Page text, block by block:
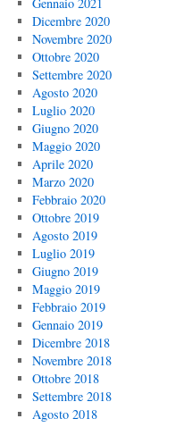
Dicembre 2020
Novembre 2020
Ottobre 2020
Settembre 2020
Agosto 2020
Luglio 2020
Giugno 2020
Maggio 2020
Aprile 2020
Marzo 2020
Febbraio 2020
Ottobre 2019
Agosto 2019
Luglio 2019
Giugno 2019
Maggio 2019
Febbraio 2019
Gennaio 2019
Dicembre 2018
Novembre 2018
Ottobre 2018
Settembre 2018
Agosto 2018